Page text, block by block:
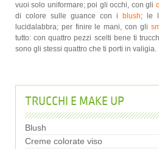
vuoi solo uniformare; poi gli occhi, con gli
di colore sulle guance con i blush; le
lucidalabbra; per finire le mani, con gli
tutto: con quattro pezzi scelti bene ti
sono gli stessi quattro che ti porti in valigia.
TRUCCHI E MAKE UP
Blush
Creme colorate viso